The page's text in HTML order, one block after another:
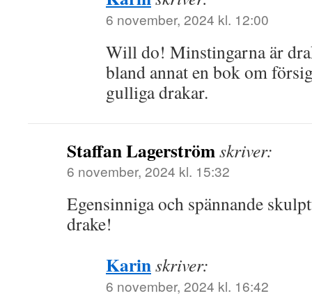
6 november, 2024 kl. 12:00
Will do! Minstingarna är
bland annat en bok om
gulliga drakar.
Staffan Lagerströmskriver:
6 november, 2024 kl. 15:32
Egensinniga och spännande
drake!
Karinskriver:
6 november, 2024 kl. 16:42